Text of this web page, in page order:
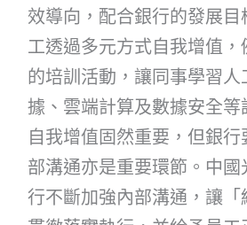
效導向，配合銀行的發展目
工透過多元方式自我增值，
的培訓活動，讓同事學習
據、雲端計算及數據安全
自我增值固然重要，但銀
部溝通亦是重要環節。中
行不斷加強內部溝通，讓